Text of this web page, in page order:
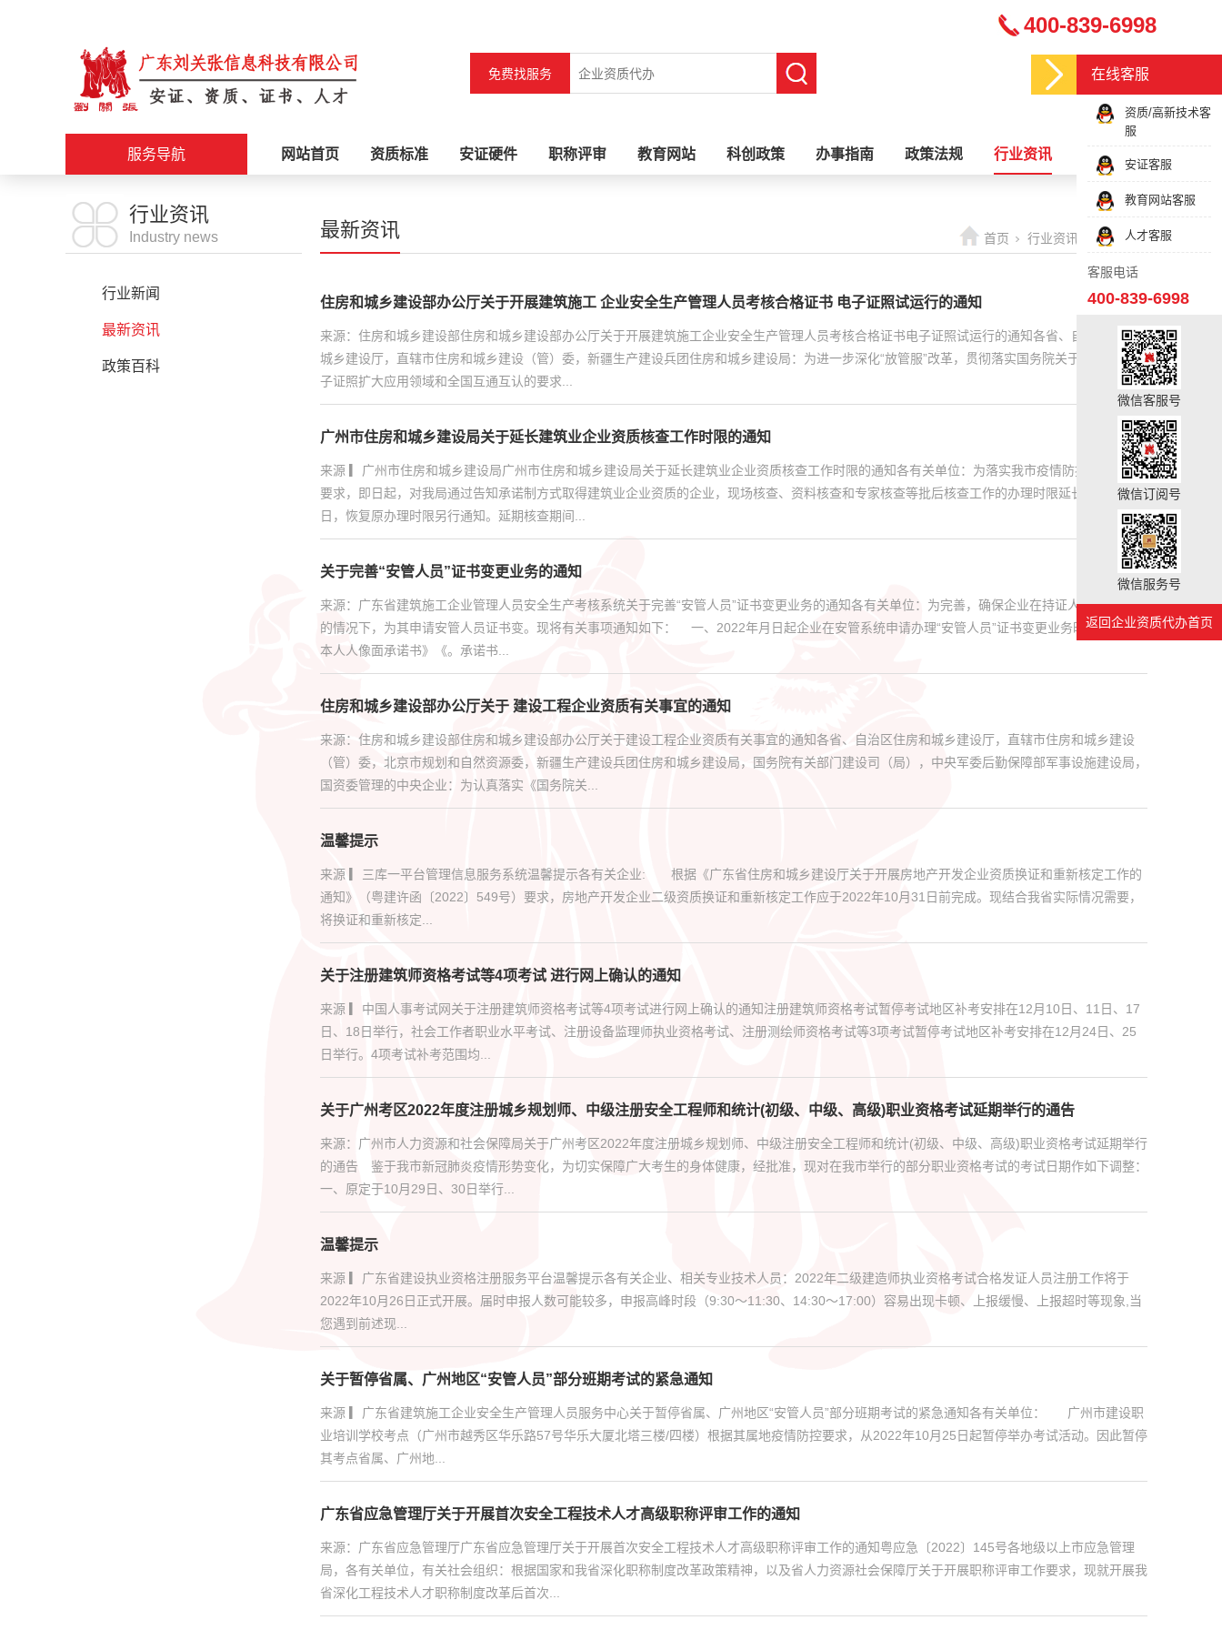
免费找服务
400-839-6998
服务导航 网站首页 资质标准 安证硬件 职称评审 教育网站 科创政策 办事指南 政策法规 行业资讯 关于我们
施工资质
安证办理
科创政策
行业资讯
Industry news
行业新闻
最新资讯
政策百科
最新资讯 首页 行业资讯 最新资讯
住房和城乡建设部办公厅关于开展建筑施工 企业安全生产管理人员考核合格证书 电子证照试运行的通知
来源：住房和城乡建设部住房和城乡建设部办公厅关于开展建筑施工企业安全生产管理人员考核合格证书电子证照试运行的通知各省、自治区住房和
城乡建设厅，直辖市住房和城乡建设（管）委，新疆生产建设兵团住房和城乡建设局：为进一步深化“放管服”改革，贯彻落实国务院关于加快推进电
子证照扩大应用领域和全国互通互认的要求...
广州市住房和城乡建设局关于延长建筑业企业资质核查工作时限的通知
来源 ▎广州市住房和城乡建设局广州市住房和城乡建设局关于延长建筑业企业资质核查工作时限的通知各有关单位：为落实我市疫情防控工作有关
要求，即日起，对我局通过告知承诺制方式取得建筑业企业资质的企业，现场核查、资料核查和专家核查等批后核查工作的办理时限延长10个工作
日，恢复原办理时限另行通知。延期核查期间...
关于完善“安管人员”证书变更业务的通知
来源：广东省建筑施工企业管理人员安全生产考核系统关于完善“安管人员”证书变更业务的通知各有关单位：为完善，确保企业在持证人知情并同意
的情况下，为其申请安管人员证书变。现将有关事项通知如下： 一、2022年月日起企业在安管系统申请办理“安管人员”证书变更业务时，上传。
本人人像面承诺书》《。承诺书...
住房和城乡建设部办公厅关于 建设工程企业资质有关事宜的通知
来源：住房和城乡建设部住房和城乡建设部办公厅关于建设工程企业资质有关事宜的通知各省、自治区住房和城乡建设厅，直辖市住房和城乡建设
（管）委，北京市规划和自然资源委，新疆生产建设兵团住房和城乡建设局，国务院有关部门建设司（局），中央军委后勤保障部军事设施建设局，
国资委管理的中央企业：为认真落实《国务院关...
温馨提示
来源 ▎三库一平台管理信息服务系统温馨提示各有关企业: 根据《广东省住房和城乡建设厅关于开展房地产开发企业资质换证和重新核定工作的
通知》（粤建许函〔2022〕549号）要求，房地产开发企业二级资质换证和重新核定工作应于2022年10月31日前完成。现结合我省实际情况需要，
将换证和重新核定...
关于注册建筑师资格考试等4项考试 进行网上确认的通知
来源 ▎中国人事考试网关于注册建筑师资格考试等4项考试进行网上确认的通知注册建筑师资格考试暂停考试地区补考安排在12月10日、11日、17
日、18日举行，社会工作者职业水平考试、注册设备监理师执业资格考试、注册测绘师资格考试等3项考试暂停考试地区补考安排在12月24日、25
日举行。4项考试补考范围均...
关于广州考区2022年度注册城乡规划师、中级注册安全工程师和统计(初级、中级、高级)职业资格考试延期举行的通告
来源：广州市人力资源和社会保障局关于广州考区2022年度注册城乡规划师、中级注册安全工程师和统计(初级、中级、高级)职业资格考试延期举行
的通告 鉴于我市新冠肺炎疫情形势变化，为切实保障广大考生的身体健康，经批准，现对在我市举行的部分职业资格考试的考试日期作如下调整：
一、原定于10月29日、30日举行...
温馨提示
来源 ▎广东省建设执业资格注册服务平台温馨提示各有关企业、相关专业技术人员：2022年二级建造师执业资格考试合格发证人员注册工作将于
2022年10月26日正式开展。届时申报人数可能较多，申报高峰时段（9:30～11:30、14:30～17:00）容易出现卡顿、上报缓慢、上报超时等现象,当
您遇到前述现...
关于暂停省属、广州地区“安管人员”部分班期考试的紧急通知
来源 ▎广东省建筑施工企业安全生产管理人员服务中心关于暂停省属、广州地区“安管人员”部分班期考试的紧急通知各有关单位： 广州市建设职
业培训学校考点（广州市越秀区华乐路57号华乐大厦北塔三楼/四楼）根据其属地疫情防控要求，从2022年10月25日起暂停举办考试活动。因此暂停
其考点省属、广州地...
广东省应急管理厅关于开展首次安全工程技术人才高级职称评审工作的通知
来源：广东省应急管理厅广东省应急管理厅关于开展首次安全工程技术人才高级职称评审工作的通知粤应急〔2022〕145号各地级以上市应急管理
局，各有关单位，有关社会组织：根据国家和我省深化职称制度改革政策精神，以及省人力资源社会保障厅关于开展职称评审工作要求，现就开展我
省深化工程技术人才职称制度改革后首次...
在线客服
资质/高新技术客
服
安证客服
教育网站客服
人才客服
客服电话
400-839-6998
微信客服号
微信订阅号
微信服务号
返回企业资质代办首页